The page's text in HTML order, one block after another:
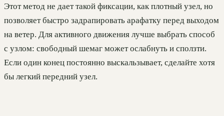
Этот метод не дает такой фиксации, как плотный узел, но
позволяет быстро задрапировать арафатку перед выходом
на ветер. Для активного движения лучше выбрать способ
с узлом: свободный шемаг может ослабнуть и сползти.
Если один конец постоянно выскальзывает, сделайте хотя
бы легкий передний узел.